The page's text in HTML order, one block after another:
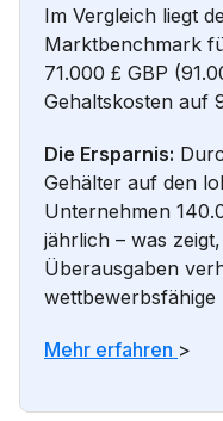
Im Vergleich liegt
Marktbenchmark
71.000 £ GBP
Gehaltskosten auf
Die Ersparnis:
Gehälter auf den
Unternehmen
jährlich – was
Überausgaben
Mehr erfahren >